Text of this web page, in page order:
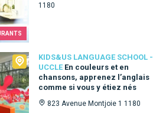
1180
KIDS&US LANGUAGE SCHOOL -
UCCLE En couleurs et en
chansons, apprenez l’anglais
comme si vous y étiez nés
823 Avenue Montjoie 1 1180
- Uccle